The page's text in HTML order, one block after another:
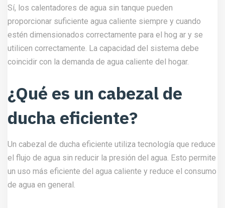
Sí, los calentadores de agua sin tanque pueden
proporcionar suficiente agua caliente siempre y cuando
estén dimensionados correctamente para el hog ar y se
utilicen correctamente. La capacidad del sistema debe
coincidir con la demanda de agua caliente del hogar.
¿Qué es un cabezal de
ducha eficiente?
Un cabezal de ducha eficiente utiliza tecnología que reduce
el flujo de agua sin reducir la presión del agua. Esto permite
un uso más eficiente del agua caliente y reduce el consumo
de agua en general.